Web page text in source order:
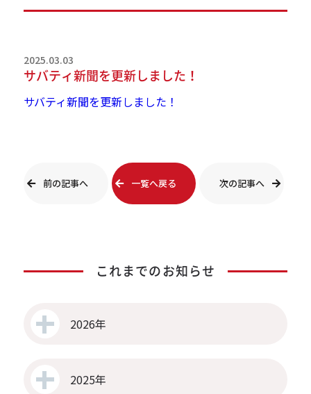
2025.03.03
サバティ新聞を更新しました！
サバティ新聞を更新しました！
前の記事へ 一覧へ戻る 次の記事へ
これまでのお知らせ
2026年
2025年